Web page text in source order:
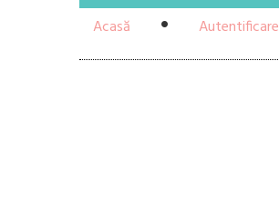
Acasă Autentificare